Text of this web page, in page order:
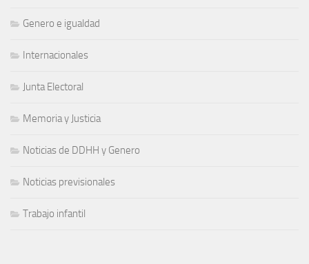
Genero e igualdad
Internacionales
Junta Electoral
Memoria y Justicia
Noticias de DDHH y Genero
Noticias previsionales
Trabajo infantil